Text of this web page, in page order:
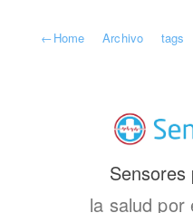
←Home Archivo tags
Sensores
la salud por